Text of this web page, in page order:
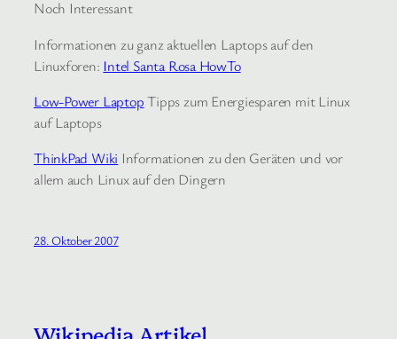
Noch Interessant
Informationen zu ganz aktuellen Laptops auf den
Linuxforen: Intel Santa Rosa HowTo
Low-Power LaptopTipps zum Energiesparen mit Linux
auf Laptops
ThinkPad Wiki Informationen zu den Geräten und vor
allem auch Linux auf den Dingern
28. Oktober 2007